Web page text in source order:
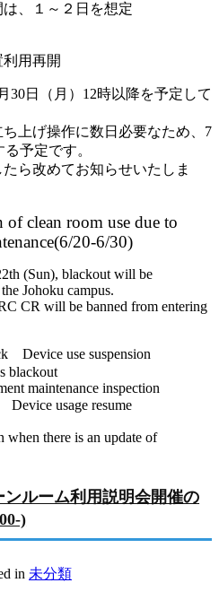
、１～２日を想定
用再開
30日（月）12時以降を予定して
上げ操作に数日必要なため、7
予定です。
ら改めてお知らせいたしま
of clean room use due to
20-6/30)
(Sun), blackout will be
Johoku campus.
CR will be banned from entering
Device use suspension
blackout
maintenance inspection
Device usage resume
there is an update of
ルーム利用説明会開催の
)
in 未分類